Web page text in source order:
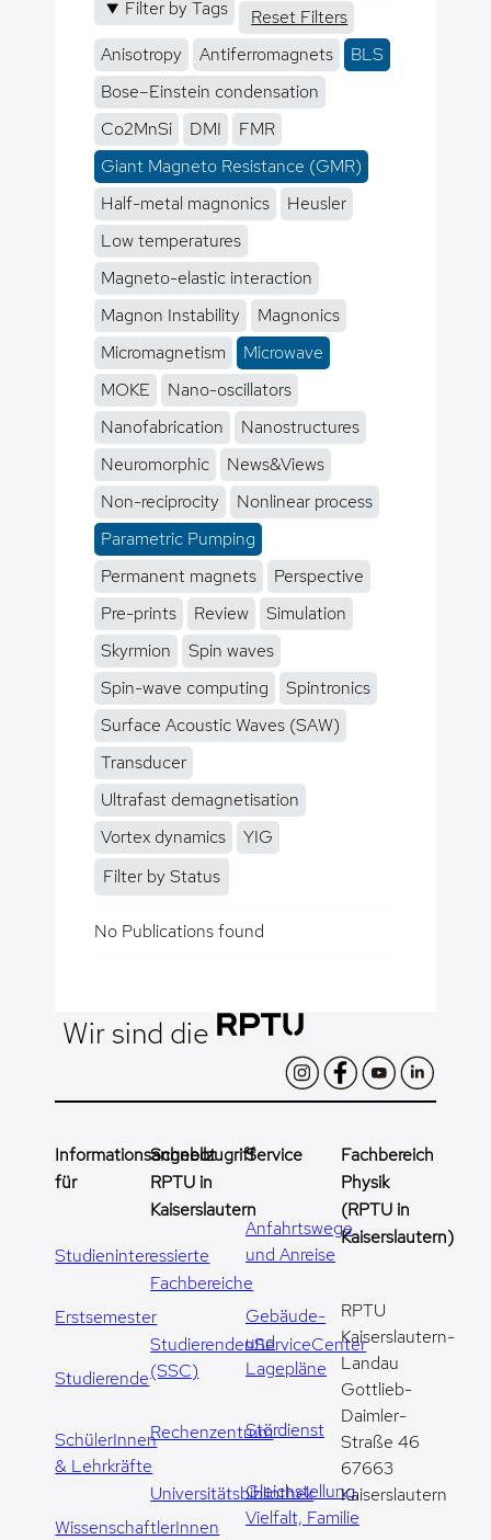
Filter by Tags
Reset Filters
Anisotropy
Antiferromagnets
BLS
Bose–Einstein condensation
Co2MnSi
DMI
FMR
Giant Magneto Resistance (GMR)
Half-metal magnonics
Heusler
Low temperatures
Magneto-elastic interaction
Magnon Instability
Magnonics
Micromagnetism
Microwave
MOKE
Nano-oscillators
Nanofabrication
Nanostructures
Neuromorphic
News&Views
Non-reciprocity
Nonlinear process
Parametric Pumping
Permanent magnets
Perspective
Pre-prints
Review
Simulation
Skyrmion
Spin waves
Spin-wave computing
Spintronics
Surface Acoustic Waves (SAW)
Transducer
Ultrafast demagnetisation
Vortex dynamics
YIG
Filter by Status
No Publications found
Wir sind die
Informationsangebot
für
Studieninteressierte
Erstsemester
Studierende
SchülerInnen
& Lehrkräfte
WissenschaftlerInnen
Schnellzugriff
RPTU in
Kaiserslautern
Fachbereiche
StudierendenServiceCenter
(SSC)
Rechenzentrum
Universitätsbibliothek
Service
Anfahrtswege
und Anreise
Gebäude-
und
Lagepläne
Stördienst
Gleichstellung,
Vielfalt, Familie
Fachbereich
Physik
(RPTU in
Kaiserslautern)
RPTU
Kaiserslautern-
Landau
Gottlieb-
Daimler-
Straße 46
67663
Kaiserslautern